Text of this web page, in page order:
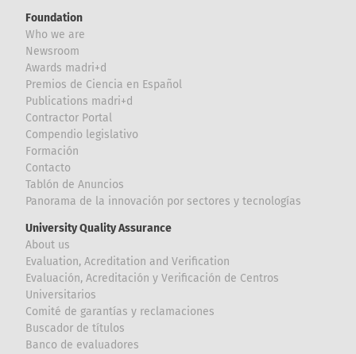
Foundation
Who we are
Newsroom
Awards madri+d
Premios de Ciencia en Español
Publications madri+d
Contractor Portal
Compendio legislativo
Formación
Contacto
Tablón de Anuncios
Panorama de la innovación por sectores y tecnologías
University Quality Assurance
About us
Evaluation, Acreditation and Verification
Evaluación, Acreditación y Verificación de Centros
Universitarios
Comité de garantías y reclamaciones
Buscador de títulos
Banco de evaluadores